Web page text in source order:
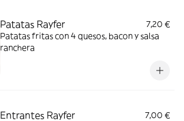
Patatas Rayfer
7,20 €
Patatas fritas con 4 quesos, bacon y salsa
ranchera
Entrantes Rayfer 7,00 €